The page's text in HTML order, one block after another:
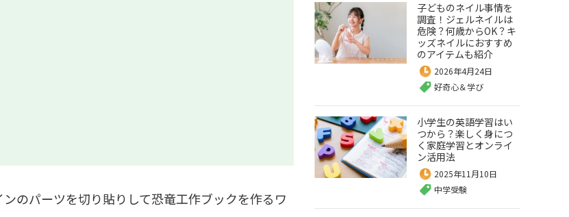
のパーツを切り貼りして恐竜工作ブックを作るワ
子どものネイル事情を
調査！ジェルネイルは
危険？何歳からOK？キ
ッズネイルにおすすめ
のアイテムも紹介
2026年4月24日
好奇心＆学び
小学生の英語学習はい
つから？楽しく身につ
く家庭学習とオンライ
ン活用法
2025年11月10日
中学受験